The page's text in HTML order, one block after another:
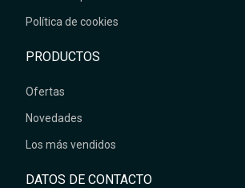
Política de cookies
PRODUCTOS
Ofertas
Novedades
Los más vendidos
DATOS DE CONTACTO